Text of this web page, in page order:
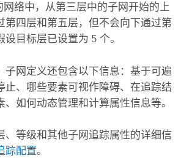
网络中，从第三层中的子网开始的上
第四层和第五层，但不会向下通过第
目标层已设置为 5 个。
子网定义还包含以下信息：基于可遍
止、哪些要素可视作障碍、在追踪结
如何动态管理和计算属性信息等。
、等级和其他子网追踪属性的详细信
踪配置。